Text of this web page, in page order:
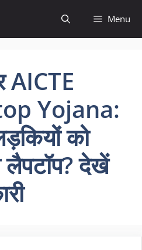
Menu
AICTE
Yojana:
को
लैपटॉप? देखें